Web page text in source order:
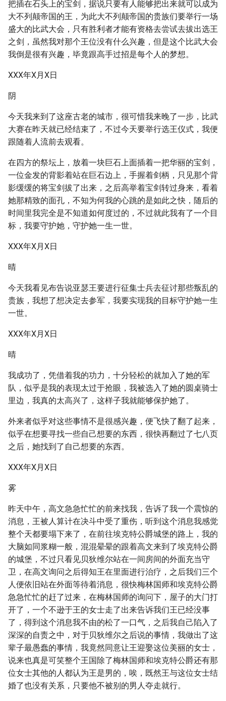
把插在石头上的宝剑，据说只要有人能够把出来就可以成为
大不列颠帝国的王，为此大不列颠帝国的贵族们要举行一场
盛大的比武大会，只有胜利者才能有资格去尝试去拔出选王
之剑，虽然我对那个王位没有什么兴趣，但是这个比武大会
我倒是很有兴趣，毕竟跟高手过招是每个人的梦想。
XXX年X月X日
阴
今天我来到了这座古老的城市，很可惜我来晚了一步，比武
大赛在昨天就已经结束了，不过今天要举行选王仪式，我便
跟随着人流前去观看。
在四方的祭坛上，放着一块巨石上面插着一把华丽的宝剑，
一位金发的背影着站在巨石边上，手握着剑柄，只见那个背
影缓缓的将宝剑拔了出来，之后高举着宝剑转过身来，看着
她那精致的面孔，不知为何我的心跳的是如此之快，随后的
时间里我完全是不知道如何度过的，不过就此我有了一个目
标，我要守护她，守护她一生一世。
XXX年X月X日
晴
今天我看见布告说亚瑟王要进行征集士兵去征讨那些叛乱的
贵族，我想了想决定去参军，我要实现我的目标守护她一生
一世。
XXX年X月X日
晴
我成功了，凭借着我的功力，十分轻松的就加入了她的军
队，似乎是我的表现太过于抢眼，我被选入了她的圆桌骑士
里边，我真的太高兴了，这样子我就能够保护她了。
外来者似乎对这些事情不是很感兴趣，便飞快了翻了起来，
似乎在想要寻找一些自己想要的东西，很快再翻过了七八页
之后，她找到了自己想要的东西。
XXX年X月X日
雾
昨天中午，高文急急忙忙的前来找我，告诉了我一个震惊的
消息，王被人算计在决斗中受了重伤，听到这个消息我感觉
整个天都要塌下来了，在前往埃克特公爵城堡的路上，我的
大脑如同浆糊一般，混混晕晕的跟着高文来到了埃克特公爵
的城堡，不过只看见贝狄维尔站在一间房间的外面充当守
卫，在高文询问之后得知王在里面进行治疗，之后我们三个
人便依旧站在外面等待着消息，很快梅林国师和埃克特公爵
急急忙忙的赶了过来，在梅林国师的询问下，屋子的大门打
开了，一个不逊于王的女士走了出来告诉我们王已经没事
了，得到这个消息我不由的松了一口气，之后我自己陷入了
深深的自责之中，对于贝狄维尔之后说的事情，我做出了这
辈子最愚蠢的事情，我竟然同意让王迎娶这位美丽的女士，
说来也真是可笑整个王国除了梅林国师和埃克特公爵还有那
位女士其他的人都认为王是男的，唉，既然王与这位女士结
婚了也没有关系，只要他不被别的男人夺走就行。